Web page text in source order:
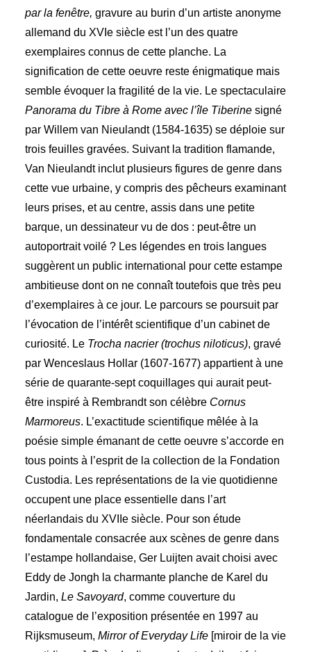
par la fenêtre, gravure au burin d’un artiste anonyme
allemand du XVIe siècle est l’un des quatre
exemplaires connus de cette planche. La
signification de cette oeuvre reste énigmatique mais
semble évoquer la fragilité de la vie. Le spectaculaire
Panorama du Tibre à Rome avec l’île Tiberine signé
par Willem van Nieulandt (1584-1635) se déploie sur
trois feuilles gravées. Suivant la tradition flamande,
Van Nieulandt inclut plusieurs figures de genre dans
cette vue urbaine, y compris des pêcheurs examinant
leurs prises, et au centre, assis dans une petite
barque, un dessinateur vu de dos : peut-être un
autoportrait voilé ? Les légendes en trois langues
suggèrent un public international pour cette estampe
ambitieuse dont on ne connaît toutefois que très peu
d’exemplaires à ce jour. Le parcours se poursuit par
l’évocation de l’intérêt scientifique d’un cabinet de
curiosité. Le Trocha nacrier (trochus niloticus), gravé
par Wenceslaus Hollar (1607-1677) appartient à une
série de quarante-sept coquillages qui aurait peut-
être inspiré à Rembrandt son célèbre Cornus
Marmoreus. L’exactitude scientifique mêlée à la
poésie simple émanant de cette oeuvre s’accorde en
tous points à l’esprit de la collection de la Fondation
Custodia. Les représentations de la vie quotidienne
occupent une place essentielle dans l’art
néerlandais du XVIIe siècle. Pour son étude
fondamentale consacrée aux scènes de genre dans
l’estampe hollandaise, Ger Luijten avait choisi avec
Eddy de Jongh la charmante planche de Karel du
Jardin, Le Savoyard, comme couverture du
catalogue de l’exposition présentée en 1997 au
Rijksmuseum, Mirror of Everyday Life [miroir de la vie